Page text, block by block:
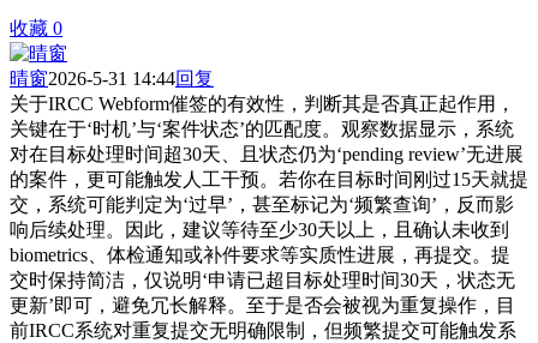
收藏 0
晴窗2026-5-31 14:44回复
关于IRCC Webform催签的有效性，判断其是否真正起作用，
关键在于‘时机’与‘案件状态’的匹配度。观察数据显示，系统
对在目标处理时间超30天、且状态仍为‘pending review’无进展
的案件，更可能触发人工干预。若你在目标时间刚过15天就提
交，系统可能判定为‘过早’，甚至标记为‘频繁查询’，反而影
响后续处理。因此，建议等待至少30天以上，且确认未收到
biometrics、体检通知或补件要求等实质性进展，再提交。提
交时保持简洁，仅说明‘申请已超目标处理时间30天，状态无
更新’即可，避免冗长解释。至于是否会被视为重复操作，目
前IRCC系统对重复提交无明确限制，但频繁提交可能触发系